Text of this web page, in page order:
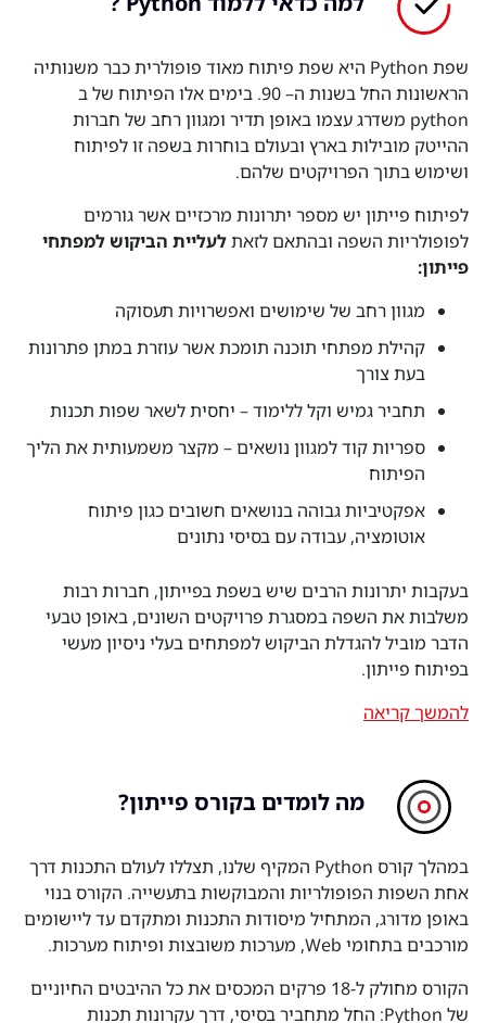
שפת Python היא שפת פיתוח מאוד פופולרית כבר משנותיה
הראשונות החל בשנות ה– 90. בימים אלו הפיתוח של ב
python משדרג עצמו באופן תדיר ומגוון רחב של חברות
ההייטק מובילות בארץ ובעולם בוחרות בשפה זו לפיתוח
ושימוש בתוך הפרויקטים שלהם.
לפיתוח פייתון יש מספר יתרונות מרכזיים אשר גורמים
לפופולריות השפה ובהתאם לזאתלעליית הביקוש למפתחי
פייתון:
מגוון רחב של שימושים ואפשרויות תעסוקה
קהילת מפתחי תוכנה תומכת אשר עוזרת במתן פתרונות
בעת צורך
תחביר גמיש וקל ללימוד – יחסית לשאר שפות תכנות
ספריות קוד למגוון נושאים – מקצר משמעותית את הליך
הפיתוח
אפקטיביות גבוהה בנושאים חשובים כגון פיתוח
אוטומציה, עבודה עם בסיסי נתונים
בעקבות יתרונות הרבים שיש בשפת בפייתון, חברות רבות
משלבות את השפה במסגרת פרויקטים השונים, באופן טבעי
הדבר מוביל להגדלת הביקוש למפתחים בעלי ניסיון מעשי
בפיתוח פייתון.
להמשך קריאה
מה לומדים בקורס פייתון?
במהלך קורס Python המקיף שלנו, תצללו לעולם התכנות דרך
אחת השפות הפופולריות והמבוקשות בתעשייה. הקורס בנוי
באופן מדורג, המתחיל מיסודות התכנות ומתקדם עד ליישומים
מורכבים בתחומי Web, מערכות משובצות ופיתוח מערכות.
הקורס מחולק ל-18 פרקים המכסים את כל ההיבטים החיוניים
של Python: החל מתחביר בסיסי, דרך עקרונות תכנות